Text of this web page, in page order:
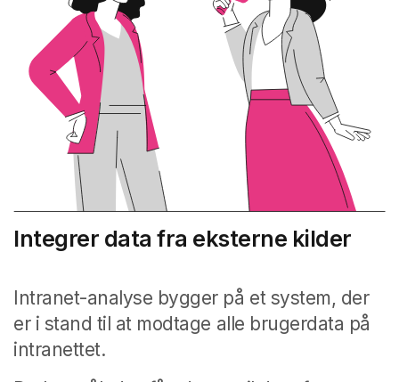
Integrer data fra eksterne kilder
Intranet-analyse bygger på et system, der
er i stand til at modtage alle brugerdata på
intranettet.